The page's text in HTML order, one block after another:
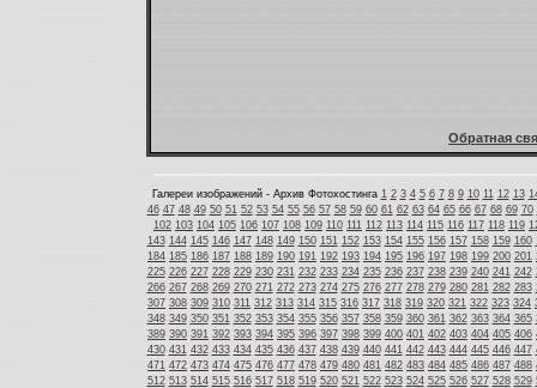
Обратная
Галереи изображений - Архив Фотохостинга 1 2 3 4 5 6 7 8 9 10 11 12 13
46 47 48 49 50 51 52 53 54 55 56 57 58 59 60 61 62 63 64 65 66 67 68 69 70
102 103 104 105 106 107 108 109 110 111 112 113 114 115 116 117 118 119
143 144 145 146 147 148 149 150 151 152 153 154 155 156 157 158 159 160
184 185 186 187 188 189 190 191 192 193 194 195 196 197 198 199 200 201
225 226 227 228 229 230 231 232 233 234 235 236 237 238 239 240 241 242
266 267 268 269 270 271 272 273 274 275 276 277 278 279 280 281 282 283
307 308 309 310 311 312 313 314 315 316 317 318 319 320 321 322 323 324
348 349 350 351 352 353 354 355 356 357 358 359 360 361 362 363 364 365
389 390 391 392 393 394 395 396 397 398 399 400 401 402 403 404 405 406
430 431 432 433 434 435 436 437 438 439 440 441 442 443 444 445 446 447
471 472 473 474 475 476 477 478 479 480 481 482 483 484 485 486 487 488
512 513 514 515 516 517 518 519 520 521 522 523 524 525 526 527 528 529